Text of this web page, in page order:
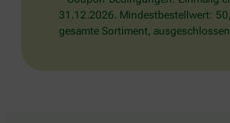
31.12.2026. Mindestbestellwert:
gesamte Sortiment,